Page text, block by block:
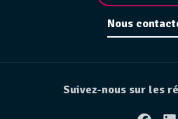
Nous
Suivez-nous sur les